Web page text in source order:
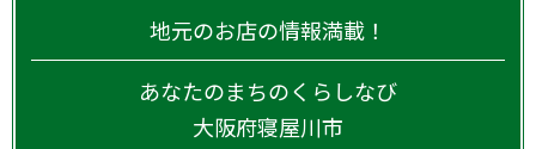
地元のお店の情報満載！
あなたのまちのくらしなび
大阪府寝屋川市